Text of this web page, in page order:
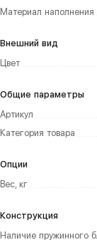
Материал наполнения
Внешний вид
Цвет
Общие параметры
Артикул
Категория товара
Опции
Вес, кг
Конструкция
Наличие пружинного